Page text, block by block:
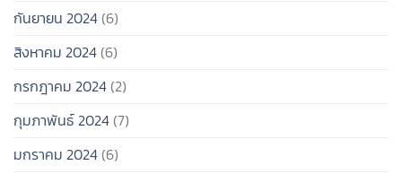
กันยายน 2024(6)
สิงหาคม 2024(6)
กรกฎาคม 2024(2)
กุมภาพันธ์ 2024(7)
มกราคม 2024(6)